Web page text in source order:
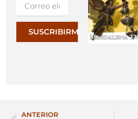
SUSCRIBIRME
ANTERIOR